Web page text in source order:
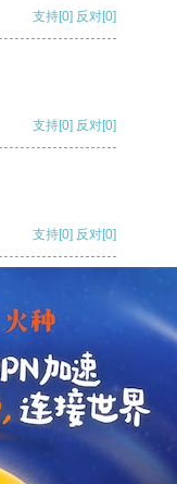
支持[0] 反对[0]
支持[0] 反对[0]
支持[0] 反对[0]
反对